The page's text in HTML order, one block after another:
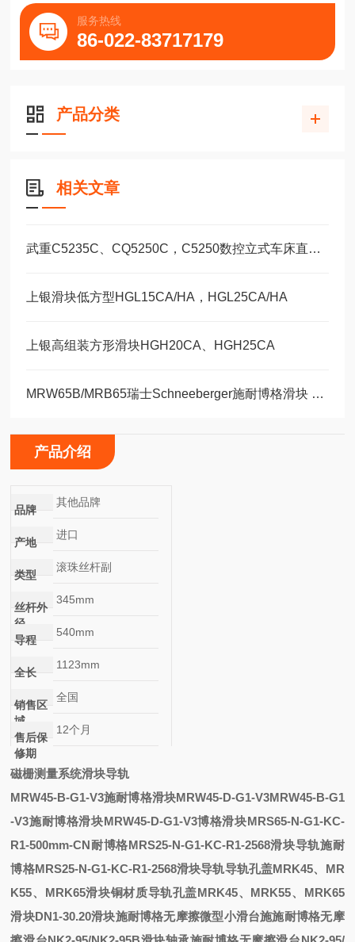
服务热线
86-022-83717179
产品分类
相关文章
武重C5235C、CQ5250C，C5250数控立式车床直线运动滑块WEH35CA/WEW35CC
上银滑块低方型HGL15CA/HA，HGL25CA/HA
上银高组装方形滑块HGH20CA、HGH25CA
MRW65B/MRB65瑞士Schneeberger施耐博格滑块 导轨
产品介绍
品牌
其他品牌
产地
进口
类型
滚珠丝杆副
丝杆外
径
345mm
导程
540mm
全长
1123mm
销售区
域
全国
售后保
修期
12个月
磁栅测量系统滑块导轨
MRW45-B-G1-V3施耐博格滑块MRW45-D-G1-V3MRW45-B-G1
-V3施耐博格滑块MRW45-D-G1-V3博格滑块MRS65-N-G1-KC-
R1-500mm-CN耐博格MRS25-N-G1-KC-R1-2568滑块导轨施耐
博格MRS25-N-G1-KC-R1-2568滑块导轨导轨孔盖MRK45、MR
K55、MRK65滑块铜材质导轨孔盖MRK45、MRK55、MRK65
滑块DN1-30.20滑块施耐博格无摩擦微型小滑台施施耐博格无摩